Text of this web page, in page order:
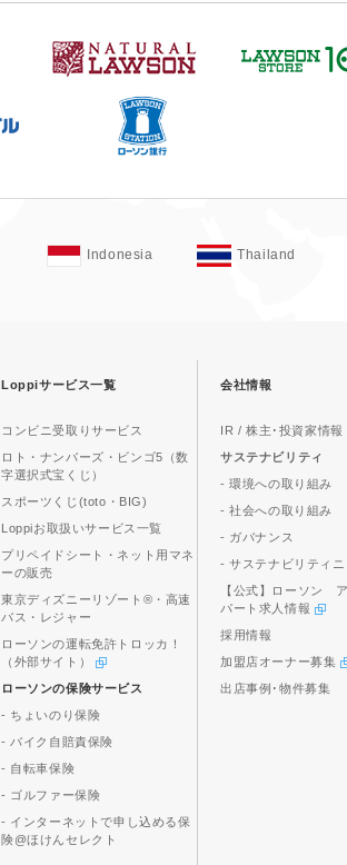
Indonesia Thailand
Loppiサービス一覧
コンビニ受取りサービス
ロト・ナンバーズ・ビンゴ5（数
字選択式宝くじ）
スポーツくじ(toto・BIG)
Loppiお取扱いサービス一覧
プリペイドシート・ネット用マネ
ーの販売
東京ディズニーリゾート®・高速
バス・レジャー
ローソンの運転免許トロッカ！
（外部サイト）
ローソンの保険サービス
- ちょいのり保険
- バイク自賠責保険
- 自転車保険
- ゴルファー保険
- インターネットで申し込める保
険@ほけんセレクト
会社情報
IR / 株主･投資家情報
サステナビリティ
- 環境への取り組み
- 社会への取り組み
- ガバナンス
- サステナビリティニ
【公式】ローソン
パート求人情報
採用情報
加盟店オーナー募集
出店事例･物件募集